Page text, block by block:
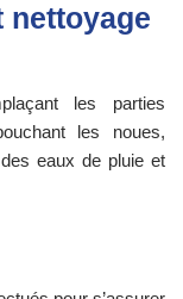
nettoyage
les parties
les noues,
eaux de pluie et